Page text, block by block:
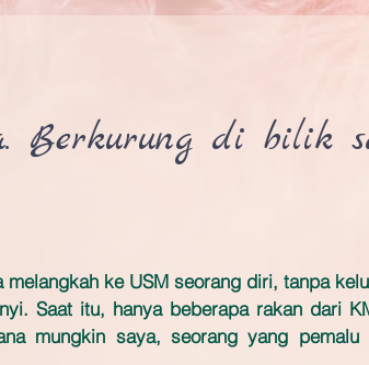
Berkurung di bilik
ke USM seorang diri, tanpa
Saat itu, hanya beberapa rakan dari
mungkin saya, seorang yang